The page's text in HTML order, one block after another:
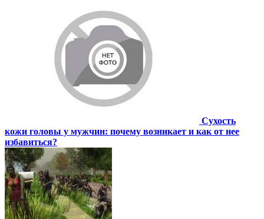
Сухость
кожи головы у мужчин: почему возникает и как от нее
избавиться?